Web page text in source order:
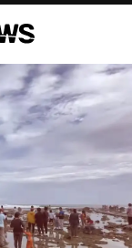
結 自治体との
活性化へ
友レオ、ジャ
リポート（高